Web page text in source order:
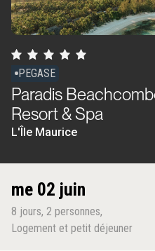
PEGASE
Paradis
Resort & Spa
L'Île Maurice
me 02 juin
8 jours, 2 personnes,
Logement et petit déjeuner